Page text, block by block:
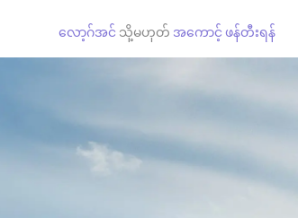
လော့ဂ်အင် သို့မဟုတ် အကောင့် ဖန်တီးရန်